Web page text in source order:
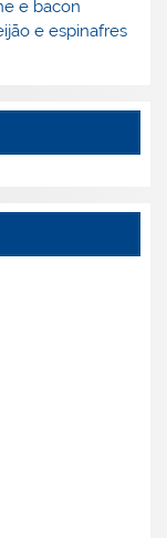
e bacon
e espinafres